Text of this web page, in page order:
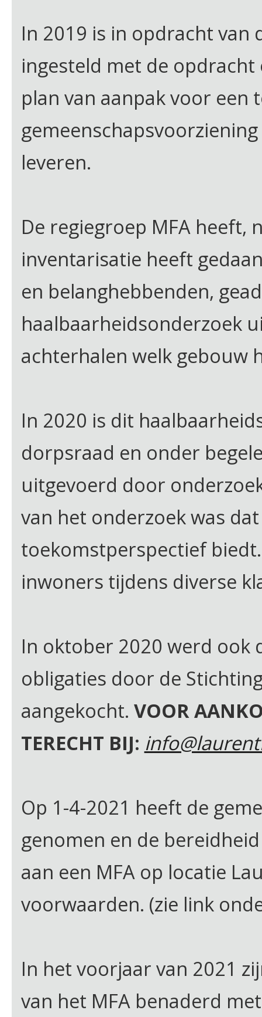
In 2019 is in opdracht van
ingesteld met de
plan van aanpak voor een
leveren.
De regiegroep MFA heeft,
inventarisatie heeft
en belanghebbenden,
haalbaarheidsonderzoek
achterhalen welk gebouw
In 2020 is dit
dorpsraad en onder
uitgevoerd door
van het onderzoek was
toekomstperspectief
inwoners tijdens diverse
In oktober 2020 werd ook
obligaties door de
aangekocht. VOOR
TERECHT BIJ:
Op 1-4-2021 heeft de
genomen en de
aan een MFA op locatie
voorwaarden. (zie link
In het voorjaar van 2021
van het MFA benaderd